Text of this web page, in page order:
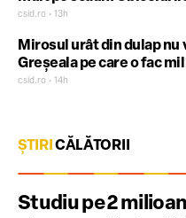
afecta fertilitatea
csid.ro • 13h
Mirosul urât din dulap nu
Greșeala pe care o fac
dea seama
csid.ro • 14h
ȘTIRICĂLĂTORII
Studiu pe 2